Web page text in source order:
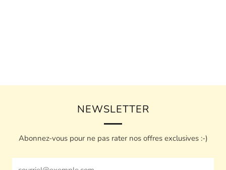
NEWSLETTER
Abonnez-vous pour ne pas rater nos offres exclusives :-)